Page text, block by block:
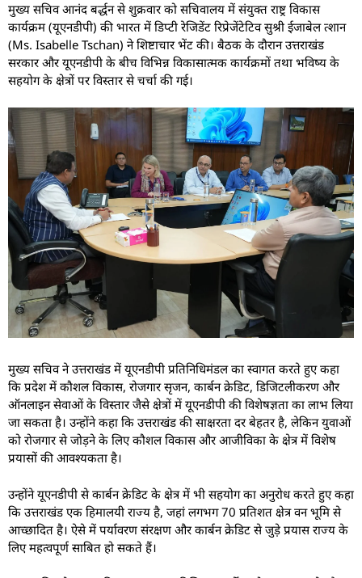
मुख्य सचिव आनंद बर्द्धन से शुक्रवार को सचिवालय में संयुक्त राष्ट्र विकास
कार्यक्रम (यूएनडीपी) की भारत में डिप्टी रेजिडेंट रिप्रेजेंटेटिव सुश्री ईजाबेल त्शान
(Ms. Isabelle Tschan) ने शिष्टाचार भेंट की। बैठक के दौरान उत्तराखंड
सरकार और यूएनडीपी के बीच विभिन्न विकासात्मक कार्यक्रमों तथा भविष्य के
सहयोग के क्षेत्रों पर विस्तार से चर्चा की गई।
मुख्य सचिव ने उत्तराखंड में यूएनडीपी प्रतिनिधिमंडल का स्वागत करते हुए कहा
कि प्रदेश में कौशल विकास, रोजगार सृजन, कार्बन क्रेडिट, डिजिटलीकरण और
ऑनलाइन सेवाओं के विस्तार जैसे क्षेत्रों में यूएनडीपी की विशेषज्ञता का लाभ लिया
जा सकता है। उन्होंने कहा कि उत्तराखंड की साक्षरता दर बेहतर है, लेकिन युवाओं
को रोजगार से जोड़ने के लिए कौशल विकास और आजीविका के क्षेत्र में विशेष
प्रयासों की आवश्यकता है।
उन्होंने यूएनडीपी से कार्बन क्रेडिट के क्षेत्र में भी सहयोग का अनुरोध करते हुए कहा
कि उत्तराखंड एक हिमालयी राज्य है, जहां लगभग 70 प्रतिशत क्षेत्र वन भूमि से
आच्छादित है। ऐसे में पर्यावरण संरक्षण और कार्बन क्रेडिट से जुड़े प्रयास राज्य के
लिए महत्वपूर्ण साबित हो सकते हैं।